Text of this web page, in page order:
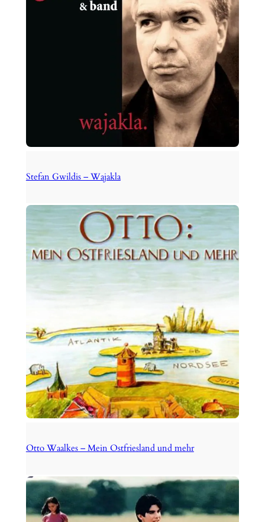
Stefan Gwildis – Wajakla
Otto Waalkes – Mein Ostfriesland und mehr